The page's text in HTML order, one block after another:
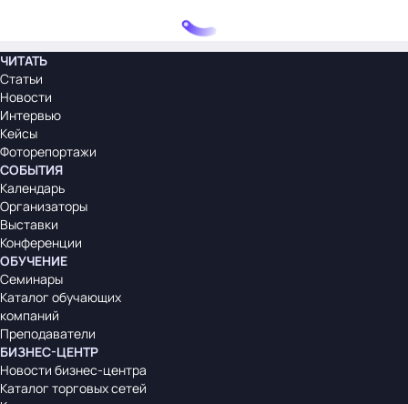
ЧИТАТЬ
Статьи
Новости
Интервью
Кейсы
Фоторепортажи
СОБЫТИЯ
Календарь
Организаторы
Выставки
Конференции
ОБУЧЕНИЕ
Семинары
Каталог обучающих
компаний
Преподаватели
БИЗНЕС-ЦЕНТР
Новости бизнес-центра
Каталог торговых сетей